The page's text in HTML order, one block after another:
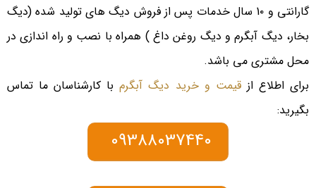
گارانتی و 1۰ سال خدمات پس از فروش دیگ های تولید شده (دیگ
بخار، دیگ آبگرم و دیگ روغن داغ ) همراه با نصب و راه اندازی در
محل مشتری می باشد.
برای اطلاع از قیمت و خرید دیگ آبگرمبا کارشناسان ما تماس
بگیرید: